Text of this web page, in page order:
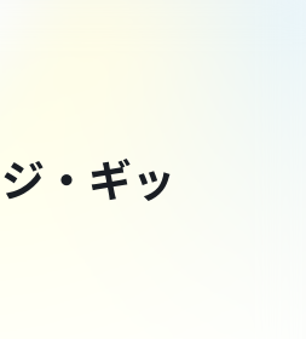
・ギッ